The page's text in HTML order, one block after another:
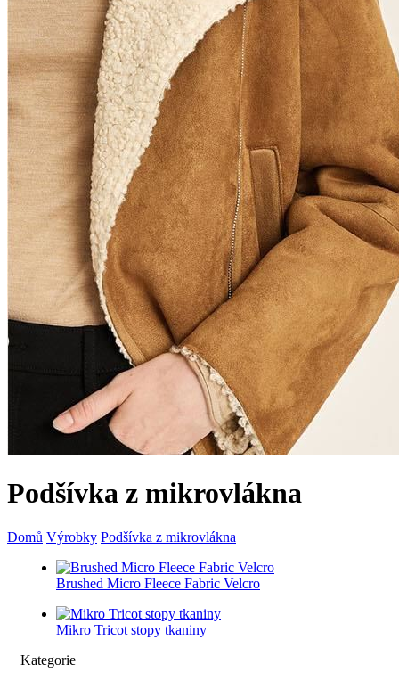
Podšívka z mikrovlákna
Domů Výrobky Podšívka z mikrovlákna
Brushed Micro Fleece Fabric Velcro
Mikro Tricot stopy tkaniny
Kategorie